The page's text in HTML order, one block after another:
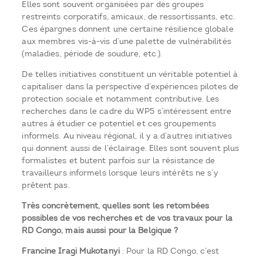
Elles sont souvent organisées par des groupes
restreints corporatifs, amicaux, de ressortissants, etc.
Ces épargnes donnent une certaine résilience globale
aux membres vis-à-vis d’une palette de vulnérabilités
(maladies, période de soudure, etc.).
De telles initiatives constituent un véritable potentiel à
capitaliser dans la perspective d’expériences pilotes de
protection sociale et notamment contributive. Les
recherches dans le cadre du WP5 s’intéressent entre
autres à étudier ce potentiel et ces groupements
informels. Au niveau régional, il y a d’autres initiatives
qui donnent aussi de l’éclairage. Elles sont souvent plus
formalistes et butent parfois sur la résistance de
travailleurs informels lorsque leurs intérêts ne s’y
prêtent pas.
Très concrètement, quelles sont les retombées
possibles de vos recherches et de vos travaux pour la
RD Congo, mais aussi pour la Belgique ?
Francine Iragi Mukotanyi : Pour la RD Congo, c’est